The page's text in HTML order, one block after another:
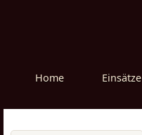
Home Einsätze